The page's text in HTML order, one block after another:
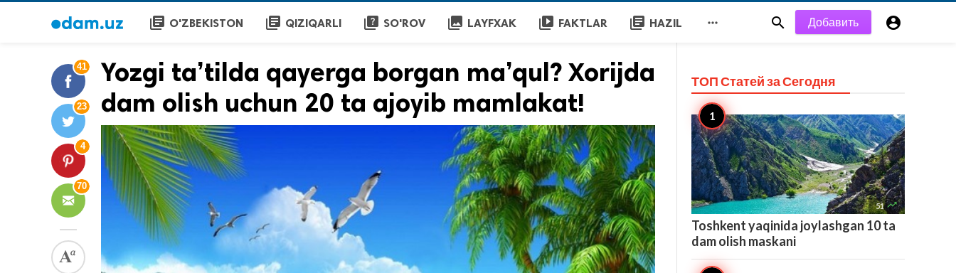
library_books O'ZBEKISTON library_books QIZIQARLI quiz SO'ROV collections LAYFXAK video_library FAKTLAR library_books HAZIL   Добавить 
41
23
4
70
Yozgi ta’tilda qayerga borgan ma’qul? Xorijda
dam olish uchun 20 ta ajoyib mamlakat!
ТОП Статей заСегодня
51 
Toshkent yaqinida joylashgan 10 ta
dam olish maskani